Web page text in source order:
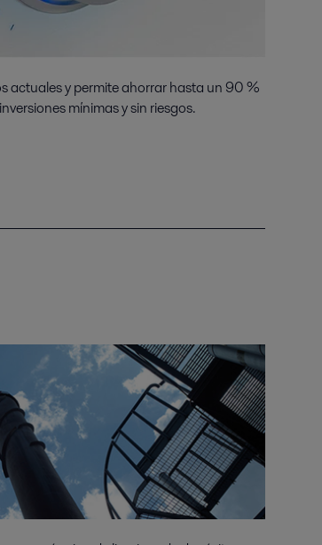
actuales y permite ahorrar hasta un 90 %
mínimas y sin riesgos.